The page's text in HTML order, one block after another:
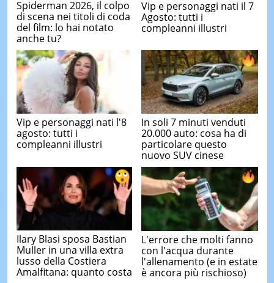
Spiderman 2026, il colpo
di scena nei titoli di coda
del film: lo hai notato
anche tu?
Vip e personaggi nati il 7
Agosto: tutti i
compleanni illustri
Vip e personaggi nati l'8
agosto: tutti i
compleanni illustri
In soli 7 minuti venduti
20.000 auto: cosa ha di
particolare questo
nuovo SUV cinese
Ilary Blasi sposa Bastian
Muller in una villa extra
lusso della Costiera
Amalfitana: quanto costa
L'errore che molti fanno
con l'acqua durante
l'allenamento (e in estate
è ancora più rischioso)